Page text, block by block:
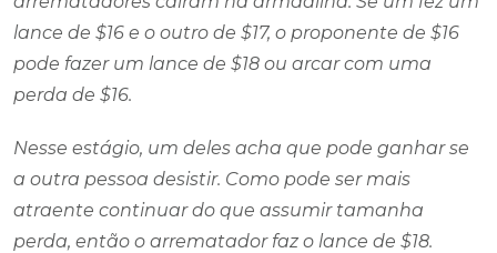
lance de $16 e o outro de $17, o proponente de $16
pode fazer um lance de $18 ou arcar com uma
perda de $16.
Nesse estágio, um deles acha que pode ganhar se
a outra pessoa desistir. Como pode ser mais
atraente continuar do que assumir tamanha
perda, então o arrematador faz o lance de $18.